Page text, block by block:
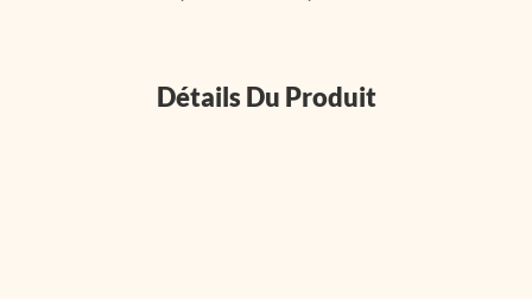
Détails Du Produit